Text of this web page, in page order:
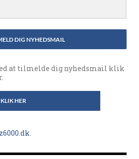
DIG NYHEDSMAIL
at tilmelde dig nyhedsmail klik
KLIK HER
.